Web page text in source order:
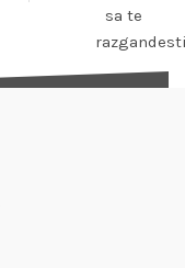
sa te